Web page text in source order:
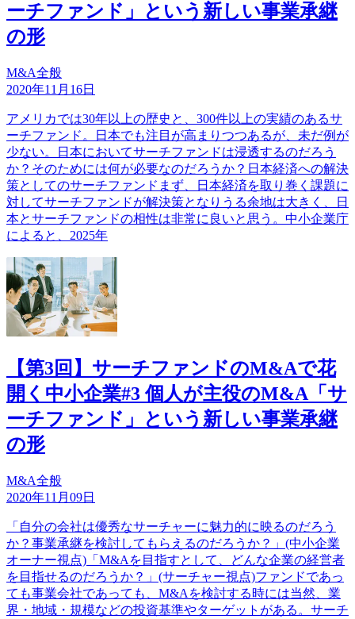
ーチファンド」という新しい事業承継
の形
M&A全般
2020年11月16日
アメリカでは30年以上の歴史と、300件以上の実績のあるサ
ーチファンド。日本でも注目が高まりつつあるが、未だ例が
少ない。日本においてサーチファンドは浸透するのだろう
か？そのためには何が必要なのだろうか？日本経済への解決
策としてのサーチファンドまず、日本経済を取り巻く課題に
対してサーチファンドが解決策となりうる余地は大きく、日
本とサーチファンドの相性は非常に良いと思う。中小企業庁
によると、2025年
【第3回】サーチファンドのM&Aで花
開く中小企業#3 個人が主役のM&A「サ
ーチファンド」という新しい事業承継
の形
M&A全般
2020年11月09日
「自分の会社は優秀なサーチャーに魅力的に映るのだろう
か？事業承継を検討してもらえるのだろうか？」(中小企業
オーナー視点)「M&Aを目指すとして、どんな企業の経営者
を目指せるのだろうか？」(サーチャー視点)ファンドであっ
ても事業会社であっても、M&Aを検討する時には当然、業
界・地域・規模などの投資基準やターゲットがある。サーチ